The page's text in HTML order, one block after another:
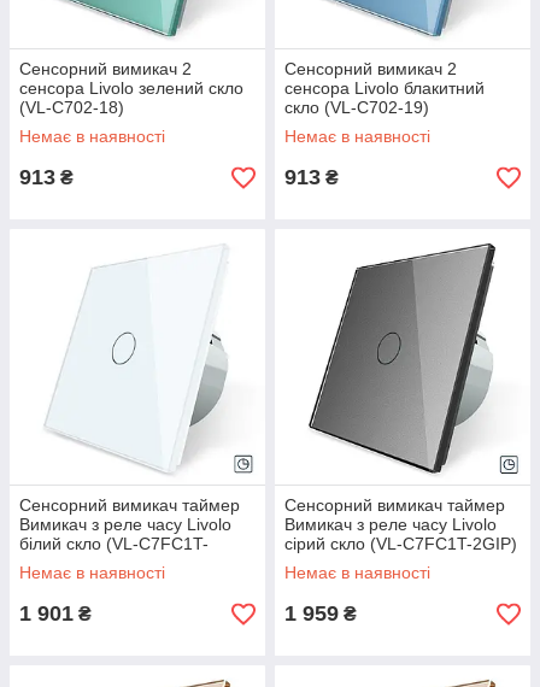
Сенсорний вимикач 2
сенсора Livolo зелений скло
(VL-C702-18)
Немає в наявності
913 ₴
Сенсорний вимикач 2
сенсора Livolo блакитний
скло (VL-C702-19)
Немає в наявності
913 ₴
Сенсорний вимикач таймер
Вимикач з реле часу Livolo
білий скло (VL-C7FC1T-
2GWP)
Немає в наявності
1 901 ₴
Сенсорний вимикач таймер
Вимикач з реле часу Livolo
сірий скло (VL-C7FC1T-2GIP)
Немає в наявності
1 959 ₴